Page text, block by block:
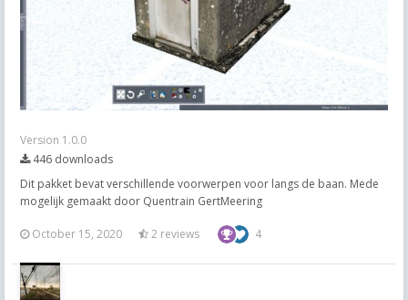
Version 1.0.0
446 downloads
Dit pakket bevat verschillende voorwerpen voor langs de baan. Mede
mogelijk gemaakt door Quentrain GertMeering
October 15, 2020 2 reviews 4